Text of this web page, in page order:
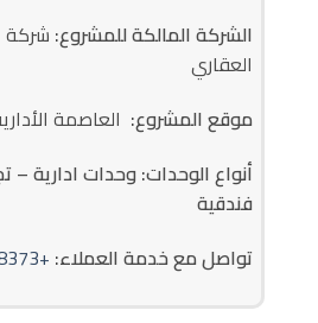
الشركة المالكة للمشروع: شركة
العقاري
موقع المشروع: العاصمة
أنواع الوحدات: وحدات ادارية –
فندقية
تواصل مع خدمة العملاء: +201559888373